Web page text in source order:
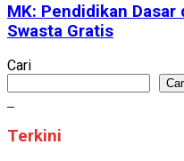
MK: Pendidikan
Swasta Gratis
Cari
Terkini